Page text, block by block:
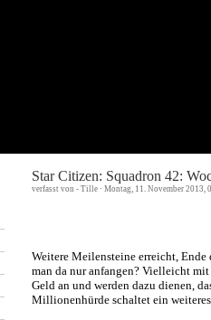
Star Citizen: Squadron 42:
verfasst von - Tille · Montag, 11. November 2013,
Weitere Meilensteine erreicht,
man da nur anfangen? Vielleicht
Geld an und werden dazu dienen,
Millionenhürde schaltet ein